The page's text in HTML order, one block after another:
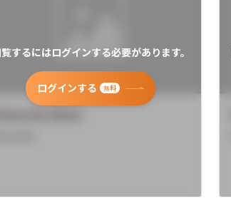
するにはログインする必要があります。
ログインする 無料